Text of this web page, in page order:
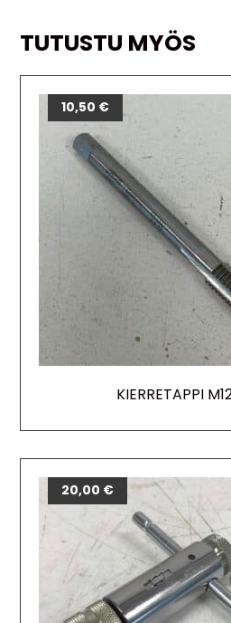
TUTUSTU MYÖS
KIERRETAPPI
10,50 €
20,00 €